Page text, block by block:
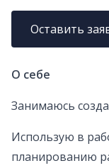
Оставить
О себе
Занимаюсь
Использую в
планированию